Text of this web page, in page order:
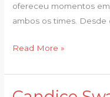
ofereceu momentos
ambos os times. Desde
Read More »
Candice